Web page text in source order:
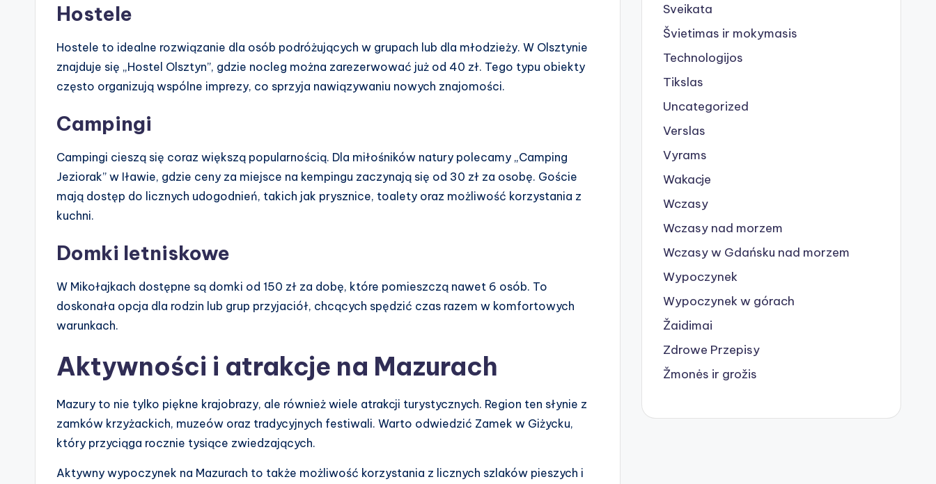
Hostele
Hostele to idealne rozwiązanie dla osób podróżujących w grupach lub dla młodzieży. W Olsztynie
znajduje się „Hostel Olsztyn”, gdzie nocleg można zarezerwować już od 40 zł. Tego typu obiekty
często organizują wspólne imprezy, co sprzyja nawiązywaniu nowych znajomości.
Campingi
Campingi cieszą się coraz większą popularnością. Dla miłośników natury polecamy „Camping
Jeziorak” w Iławie, gdzie ceny za miejsce na kempingu zaczynają się od 30 zł za osobę. Goście
mają dostęp do licznych udogodnień, takich jak prysznice, toalety oraz możliwość korzystania z
kuchni.
Domki letniskowe
W Mikołajkach dostępne są domki od 150 zł za dobę, które pomieszczą nawet 6 osób. To
doskonała opcja dla rodzin lub grup przyjaciół, chcących spędzić czas razem w komfortowych
warunkach.
Aktywności i atrakcje na Mazurach
Mazury to nie tylko piękne krajobrazy, ale również wiele atrakcji turystycznych. Region ten słynie z
zamków krzyżackich, muzeów oraz tradycyjnych festiwali. Warto odwiedzić Zamek w Giżycku,
który przyciąga rocznie tysiące zwiedzających.
Aktywny wypoczynek na Mazurach to także możliwość korzystania z licznych szlaków pieszych i
Sveikata
Švietimas ir mokymasis
Technologijos
Tikslas
Uncategorized
Verslas
Vyrams
Wakacje
Wczasy
Wczasy nad morzem
Wczasy w Gdańsku nad morzem
Wypoczynek
Wypoczynek w górach
Žaidimai
Zdrowe Przepisy
Žmonės ir grožis